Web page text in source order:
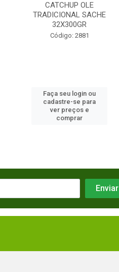
CATCHUP OLE
TRADICIONAL SACHE
32X300GR
Código: 2881
Faça seu login ou
cadastre-se para
ver preços e
comprar